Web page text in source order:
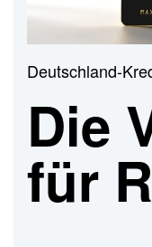
Deutschland-
Die
für